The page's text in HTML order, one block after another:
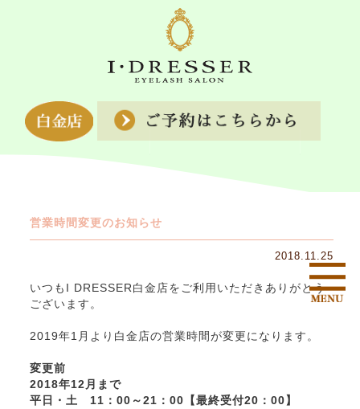
営業時間変更のお知らせ
2018.11.25
いつもI DRESSER白金店をご利用いただきありがとう
ございます。
2019年1月より白金店の営業時間が変更になります。
変更前
2018年12月まで
平日・土 11：00～21：00【最終受付20：00】